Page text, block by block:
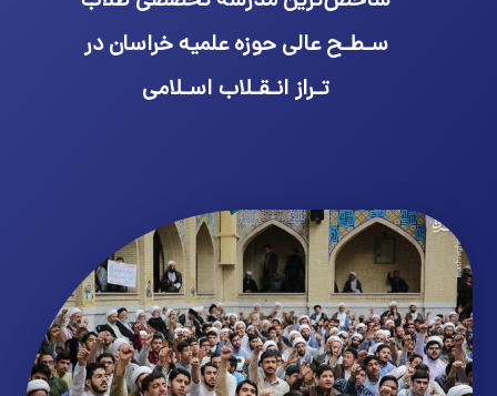
سـطـح عالی حوزه علمیه خراسان در
تـراز انـقـلاب اسـلامی